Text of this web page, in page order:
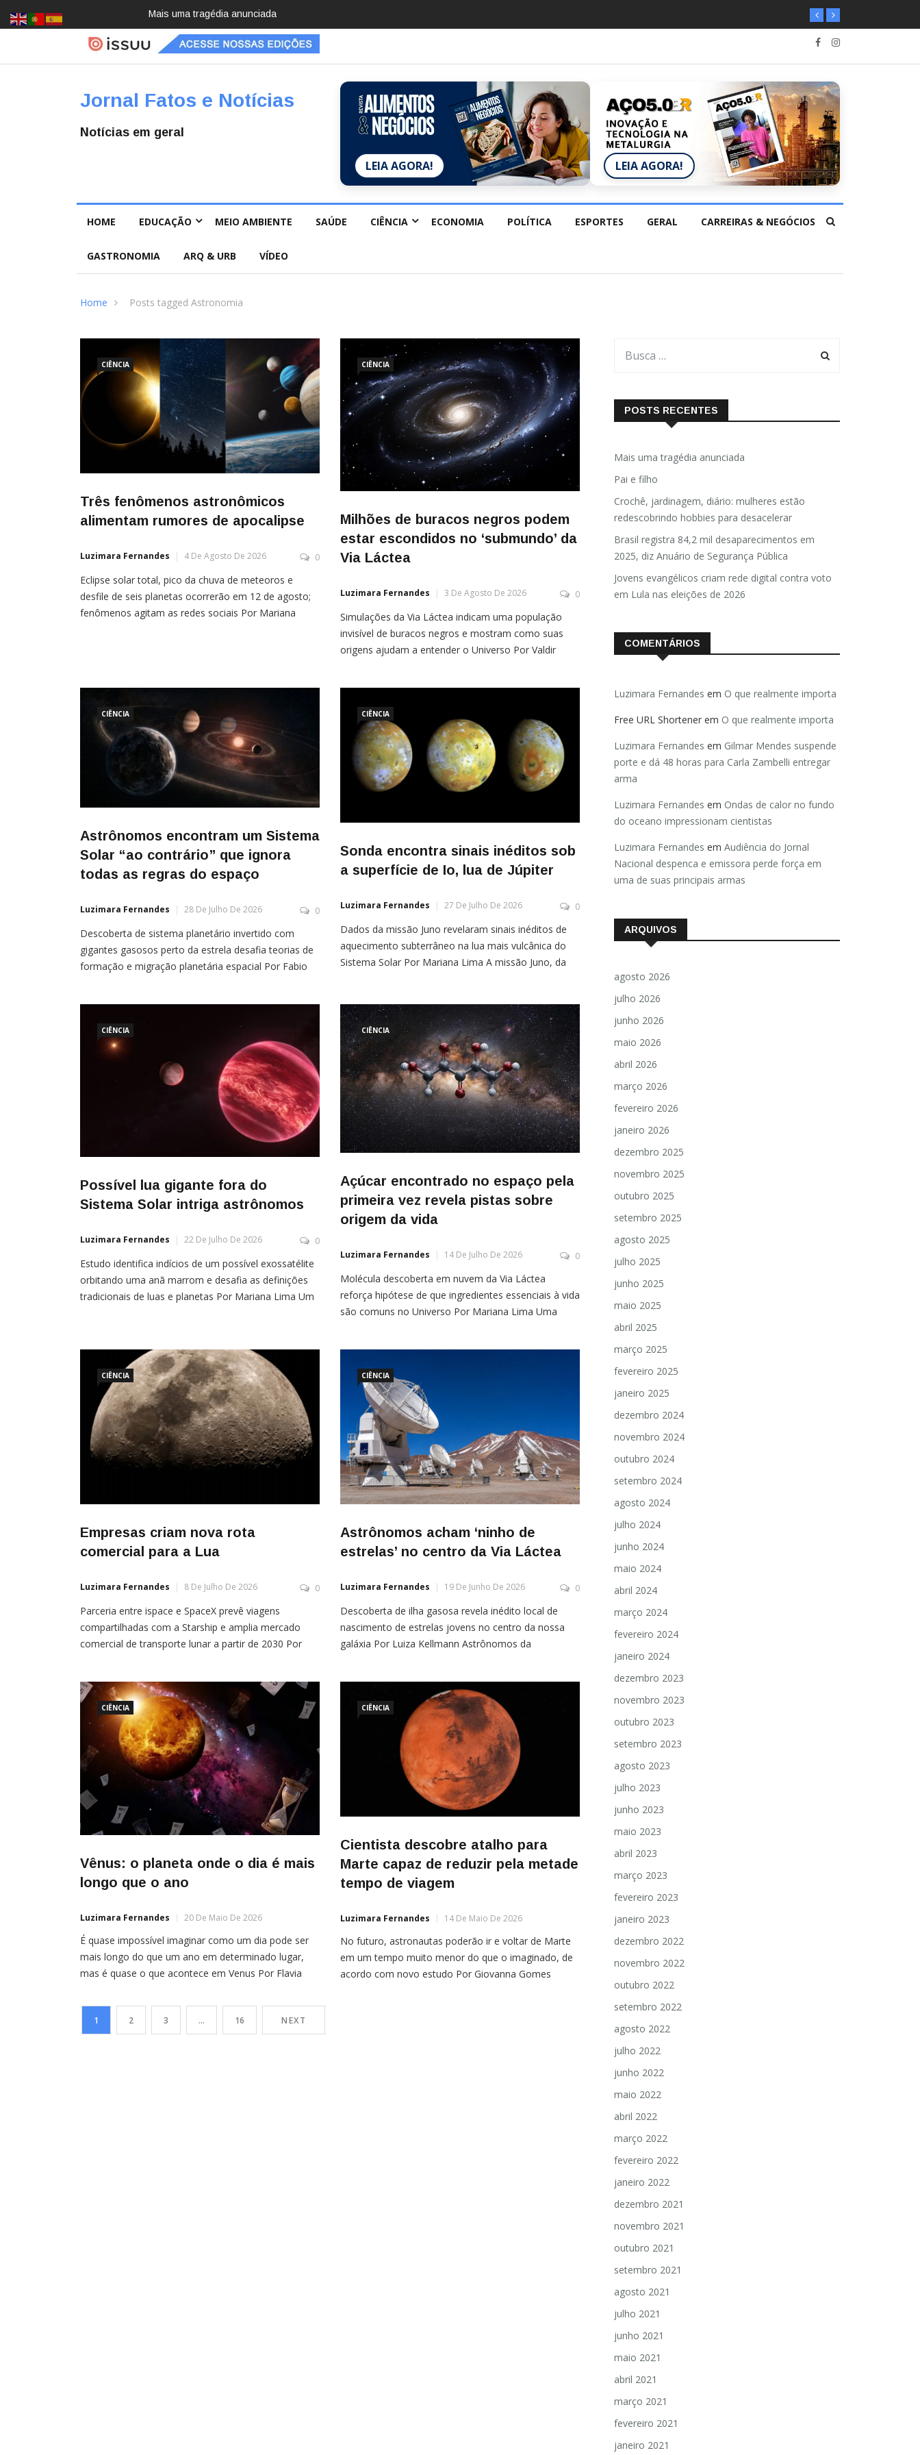
Pai e filho
Jornal Fatos e Notícias
Notícias em geral
LEIA AGORA! LEIA AGORA!
HOME EDUCAÇÃO MEIO AMBIENTE SAÚDE CIÊNCIA ECONOMIA POLÍTICA ESPORTES GERAL CARREIRAS & NEGÓCIOS
GASTRONOMIA ARQ & URB VÍDEO
Home Posts tagged Astronomia
CIÊNCIA
Três fenômenos astronômicos
alimentam rumores de apocalipse
Luzimara Fernandes 4 De Agosto De 2026 0
Eclipse solar total, pico da chuva de meteoros e
desfile de seis planetas ocorrerão em 12 de agosto;
fenômenos agitam as redes sociais Por Mariana
CIÊNCIA
Milhões de buracos negros podem
estar escondidos no ‘submundo’ da
Via Láctea
Luzimara Fernandes 3 De Agosto De 2026 0
Simulações da Via Láctea indicam uma população
invisível de buracos negros e mostram como suas
origens ajudam a entender o Universo Por Valdir
por pesquisadores indicam a existência de cerca de
170 milhões desses objetos espalhados pela
CIÊNCIA
Astrônomos encontram um Sistema
Solar “ao contrário” que ignora
todas as regras do espaço
Luzimara Fernandes 28 De Julho De 2026 0
Descoberta de sistema planetário invertido com
gigantes gasosos perto da estrela desafia teorias de
formação e migração planetária espacial Por Fabio
teorias estabelecidas sobre a formação de mundos.
Os pesquisadores encontraram um
CIÊNCIA
Sonda encontra sinais inéditos sob
a superfície de Io, lua de Júpiter
Luzimara Fernandes 27 De Julho De 2026 0
Dados da missão Juno revelaram sinais inéditos de
aquecimento subterrâneo na lua mais vulcânica do
Sistema Solar Por Mariana Lima A missão Juno, da
Júpiter conhecida por ser o corpo mais
vulcanicamente ativo do Sistema Solar. As
observações foram […]
CIÊNCIA
Possível lua gigante fora do
Sistema Solar intriga astrônomos
Luzimara Fernandes 22 De Julho De 2026 0
Estudo identifica indícios de um possível exossatélite
orbitando uma anã marrom e desafia as definições
tradicionais de luas e planetas Por Mariana Lima Um
conhecimento sobre a formação de sistemas
planetários e levantar […]
CIÊNCIA
Açúcar encontrado no espaço pela
primeira vez revela pistas sobre
origem da vida
Luzimara Fernandes 14 De Julho De 2026 0
Molécula descoberta em nuvem da Via Láctea
reforça hipótese de que ingredientes essenciais à vida
são comuns no Universo Por Mariana Lima Uma
molécula chamada eritrulose foi encontrada em uma
grande nuvem de gás […]
CIÊNCIA
Empresas criam nova rota
comercial para a Lua
Luzimara Fernandes 8 De Julho De 2026 0
Parceria entre ispace e SpaceX prevê viagens
compartilhadas com a Starship e amplia mercado
comercial de transporte lunar a partir de 2030 Por
empresa japonesa ispace anunciou nesta quarta-
feira, 8, uma parceria com a SpaceX para criar […]
CIÊNCIA
Astrônomos acham ‘ninho de
estrelas’ no centro da Via Láctea
Luzimara Fernandes 19 De Junho De 2026 0
Descoberta de ilha gasosa revela inédito local de
nascimento de estrelas jovens no centro da nossa
galáxia Por Luiza Kellmann Astrônomos da
Láctea que apresenta condições ideais para o
surgimento de novas estrelas. A descoberta foi
anunciada durante a 248ª reunião da Associação
CIÊNCIA
Vênus: o planeta onde o dia é mais
longo que o ano
Luzimara Fernandes 20 De Maio De 2026
É quase impossível imaginar como um dia pode ser
mais longo do que um ano em determinado lugar,
mas é quase o que acontece em Venus Por Flavia
24 horas e anos de 365 dias, ou 366, nos anos
bissextos. No entanto, os planetas do Sistema
Solar não […]
CIÊNCIA
Cientista descobre atalho para
Marte capaz de reduzir pela metade
tempo de viagem
Luzimara Fernandes 14 De Maio De 2026
No futuro, astronautas poderão ir e voltar de Marte
em um tempo muito menor do que o imaginado, de
acordo com novo estudo Por Giovanna Gomes
1 2 3 … 16 NEXT
POSTS RECENTES
Mais uma tragédia anunciada
Pai e filho
Crochê, jardinagem, diário: mulheres estão
redescobrindo hobbies para desacelerar
Brasil registra 84,2 mil desaparecimentos em
2025, diz Anuário de Segurança Pública
Jovens evangélicos criam rede digital contra voto
em Lula nas eleições de 2026
COMENTÁRIOS
Luzimara Fernandes em O que realmente importa
Free URL Shortener em O que realmente importa
Luzimara Fernandes em Gilmar Mendes suspende
porte e dá 48 horas para Carla Zambelli entregar
arma
Luzimara Fernandes em Ondas de calor no fundo
do oceano impressionam cientistas
Luzimara Fernandes em Audiência do Jornal
Nacional despenca e emissora perde força em
uma de suas principais armas
ARQUIVOS
agosto 2026
julho 2026
junho 2026
maio 2026
abril 2026
março 2026
fevereiro 2026
janeiro 2026
dezembro 2025
novembro 2025
outubro 2025
setembro 2025
agosto 2025
julho 2025
junho 2025
maio 2025
abril 2025
março 2025
fevereiro 2025
janeiro 2025
dezembro 2024
novembro 2024
outubro 2024
setembro 2024
agosto 2024
julho 2024
junho 2024
maio 2024
abril 2024
março 2024
fevereiro 2024
janeiro 2024
dezembro 2023
novembro 2023
outubro 2023
setembro 2023
agosto 2023
julho 2023
junho 2023
maio 2023
abril 2023
março 2023
fevereiro 2023
janeiro 2023
dezembro 2022
novembro 2022
outubro 2022
setembro 2022
agosto 2022
julho 2022
junho 2022
maio 2022
abril 2022
março 2022
fevereiro 2022
janeiro 2022
dezembro 2021
novembro 2021
outubro 2021
setembro 2021
agosto 2021
julho 2021
junho 2021
maio 2021
abril 2021
março 2021
fevereiro 2021
janeiro 2021